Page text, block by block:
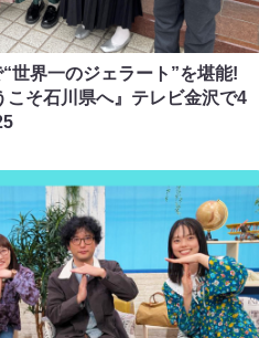
世界一のジェラート”を堪能!
こそ石川県へ』テレビ金沢で4